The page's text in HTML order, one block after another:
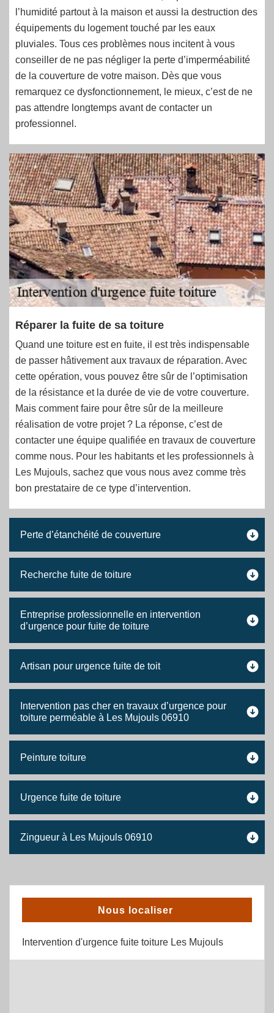
l’humidité partout à la maison et aussi la destruction des
équipements du logement touché par les eaux
pluviales. Tous ces problèmes nous incitent à vous
conseiller de ne pas négliger la perte d’imperméabilité
de la couverture de votre maison. Dès que vous
remarquez ce dysfonctionnement, le mieux, c’est de ne
pas attendre longtemps avant de contacter un
professionnel.
Réparer la fuite de sa toiture
Quand une toiture est en fuite, il est très indispensable
de passer hâtivement aux travaux de réparation. Avec
cette opération, vous pouvez être sûr de l’optimisation
de la résistance et la durée de vie de votre couverture.
Mais comment faire pour être sûr de la meilleure
réalisation de votre projet ? La réponse, c’est de
contacter une équipe qualifiée en travaux de couverture
comme nous. Pour les habitants et les professionnels à
Les Mujouls, sachez que vous nous avez comme très
bon prestataire de ce type d’intervention.
Perte d’étanchéité de couverture
Recherche fuite de toiture
Entreprise professionnelle en intervention
d’urgence pour fuite de toiture
Artisan pour urgence fuite de toit
Intervention pas cher en travaux d’urgence pour
toiture perméable à Les Mujouls 06910
Peinture toiture
Urgence fuite de toiture
Zingueur à Les Mujouls 06910
Nous localiser
Intervention d'urgence fuite toiture Les Mujouls